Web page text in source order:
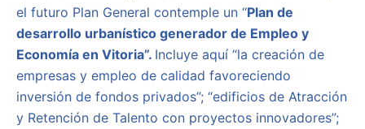
el futuro Plan General contemple un “Plan de
desarrollo urbanístico generador de Empleo y
Economía en Vitoria”. Incluye aquí “la creación de
empresas y empleo de calidad favoreciendo
inversión de fondos privados”; “edificios de Atracción
y Retención de Talento con proyectos innovadores”;